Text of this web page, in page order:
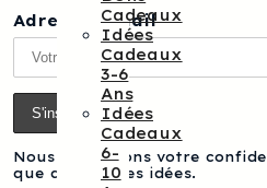
Cadeaux
Idées
Cadeaux
3-6
Ans
Idées
Cadeaux
6-
10
Adresse e-mail
Nous respectons votre
que des bonnes idées.